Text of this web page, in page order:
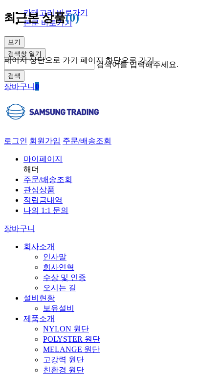
카테고리 바로가기
본문 바로가기
보기
검색창 열기
검색어를 입력해주세요.
검색
장바구니 0
로그인 회원가입 주문/배송조회
마이페이지
해더
주문/배송조회
관심상품
적립금내역
나의 1:1 문의
장바구니
회사소개
인사말
회사연혁
수상 및 인증
오시는 길
설비현황
보유설비
제품소개
NYLON 원단
POLYSTER 원단
MELANGE 원단
고강력 원단
친환경 원단
최근본 상품(0)
페이지 상단으로 가기 페이지 하단으로 가기